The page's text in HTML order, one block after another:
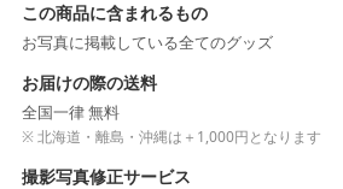
この商品に含まれるもの
お写真に掲載している全てのグッズ
お届けの際の送料
全国一律 無料
※ 北海道・離島・沖縄は＋1,000円となります
撮影写真修正サービス